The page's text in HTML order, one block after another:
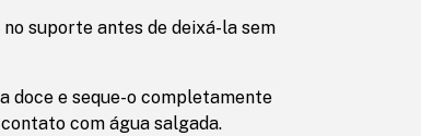
suporte antes de deixá-la sem
doce e seque-o completamente
com água salgada.